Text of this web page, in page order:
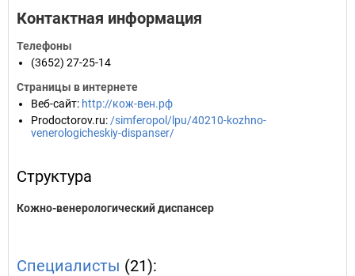
Контактная информация
Телефоны
(3652) 27-25-14
Страницы в интернете
Веб-сайт: http://кож-вен.рф
Prodoctorov.ru: /simferopol/lpu/40210-kozhno-
venerologicheskiy-dispanser/
Структура
Кожно-венерологический диспансер
Специалисты (21):